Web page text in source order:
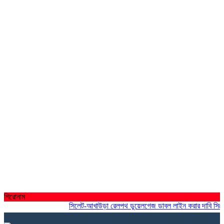
শিরোনাম
সিলেট-আখাউড়া রেলপথ ডুয়েলগেজ ডাবল লাইন করার দাবি